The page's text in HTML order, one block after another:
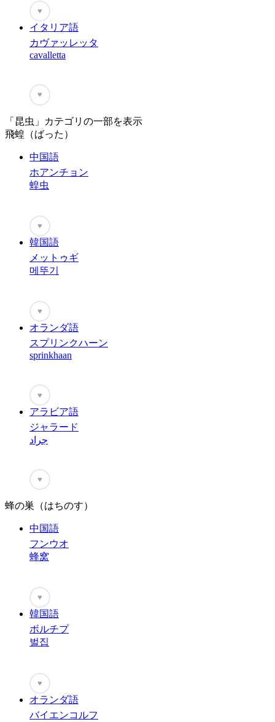
♥
イタリア語
カヴァッレッタ
cavalletta
♥
「昆虫」カテゴリの一部を表示
飛蝗（ばった）
中国語
ホアンチョン
蝗虫
♥
韓国語
メットゥギ
메뚜기
♥
オランダ語
スプリンクハーン
sprinkhaan
♥
アラビア語
ジャラード
جراد
♥
蜂の巣（はちのす）
中国語
フンウオ
蜂窝
♥
韓国語
ボルチプ
벌집
♥
オランダ語
バイエンコルフ